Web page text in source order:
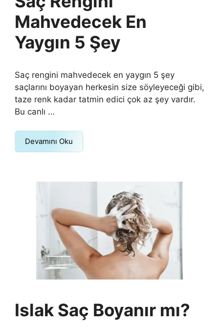
Mahvedecek En
Yaygın 5 Şey
Saç rengini mahvedecek en yaygın 5 şey
saçlarını boyayan herkesin size söyleyeceği gibi,
taze renk kadar tatmin edici çok az şey vardır.
Bu canlı …
Devamını Oku
Islak Saç Boyanır mı?